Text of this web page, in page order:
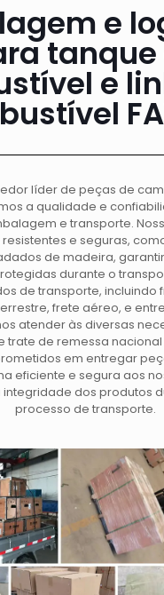
e
tanque
e
líder de peças de
a qualidade e
e transporte.
e seguras,
de madeira,
durante o
de transporte, incluindo
frete aéreo, e
atender às diversas
trate de remessa
em entregar
eficiente e segura aos
dos produtos
processo de transporte.